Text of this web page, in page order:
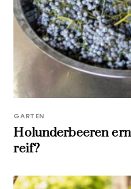
GARTEN
Holunderbeeren
reif?